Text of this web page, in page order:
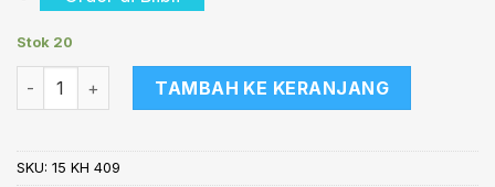
Stok 20
Kuantitas Kumpulan Tulisan Hukum Perdata di Bidang
TAMBAH KE KERANJANG
SKU: 15 KH 409